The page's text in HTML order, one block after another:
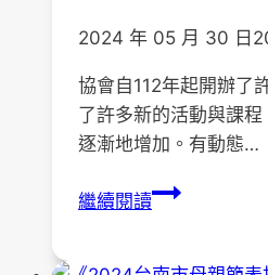
分
享
會
2024 年 05 月 30 日
協會自112年起開辦了
了許多新的活動與課
逐漸地增加。有動態…
繼續閱讀《BLS